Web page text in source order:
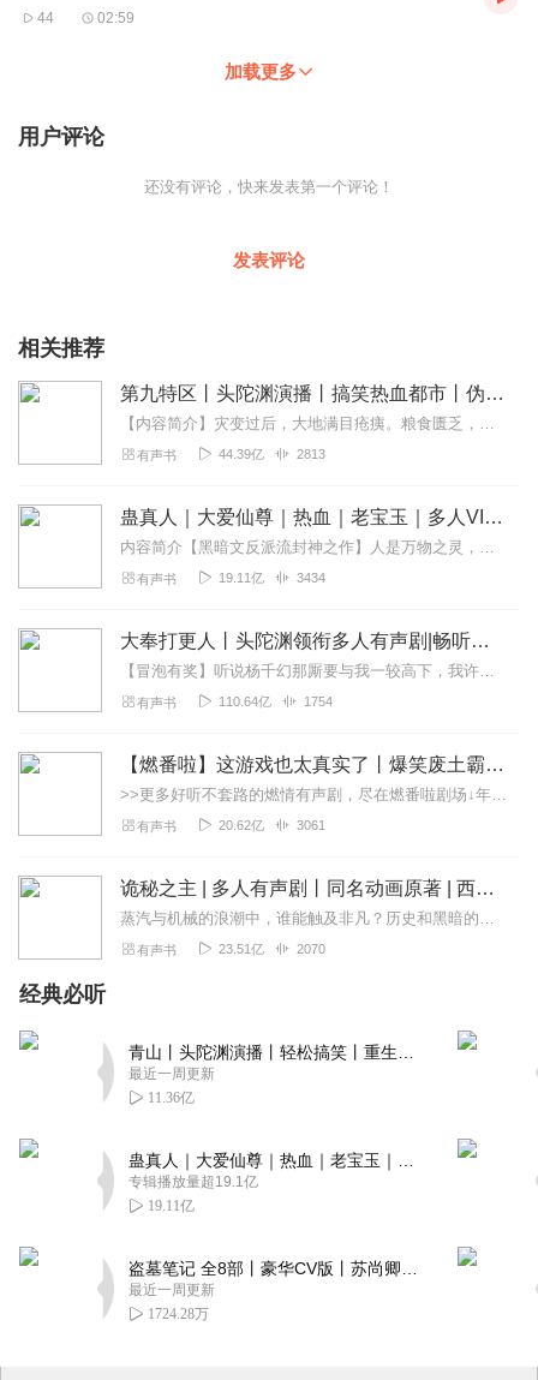
44 02:59
加载更多
用户评论
还没有评论，快来发表第一个评论！
发表评论
相关推荐
第九特区丨头陀渊演播丨搞笑热血都市丨伪戒丨VIP免费多人有声剧
【内容简介】灾变过后，大地满目疮痍。粮食匮乏，资源紧俏，局势混乱……一位从待规划区杀出来的青年，背对着漫天黄沙，孤身来到九区谋生，却不曾想偶然结识三五好友，一念...
有声书 44.39亿 2813
蛊真人｜大爱仙尊｜热血｜老宝玉｜多人VIP免费有声剧
内容简介【黑暗文反派流封神之作】人是万物之灵，蛊是天地真精。一个穿越者不断重生的故事。一个养蛊、炼蛊、用蛊的奇特世界。配音组（男角色）老宝玉旁白...
有声书 19.11亿 3434
大奉打更人丨头陀渊领衔多人有声剧|畅听全集|王鹤棣、田曦薇主演影视剧原著|卖报小郎君
【冒泡有奖】听说杨千幻那厮要与我一较高下，我许七安要开始装叉了！快进入声音播放页戳下方输入框，冒个泡偷偷告诉我，我要用哪些诗词才能胜过他？说得好的，有赏！202...
有声书 110.64亿 1754
【燃番啦】这游戏也太真实了丨爆笑废土霸榜神作丨紫襟剧社制作
>>更多好听不套路的燃情有声剧，尽在燃番啦剧场↓年度重磅推荐本专辑为VIP免费专辑每天上午10点5集更新，订阅可以听到最新内容哦！每周抽一个专辑五星优质评论送...
有声书 20.62亿 3061
诡秘之主 | 多人有声剧丨同名动画原著 | 西幻克苏鲁 | 乌贼作品
蒸汽与机械的浪潮中，谁能触及非凡？历史和黑暗的迷雾里，又是谁在耳语？我从诡秘中醒来，睁眼看见这个世界：枪械，大炮，巨舰，飞空艇，差分机；魔药，占卜，诅咒，倒吊人...
有声书 23.51亿 2070
经典必听
最近一周更新
11.36亿
专辑播放量超19.1亿
19.11亿
最近一周更新
1724.28万